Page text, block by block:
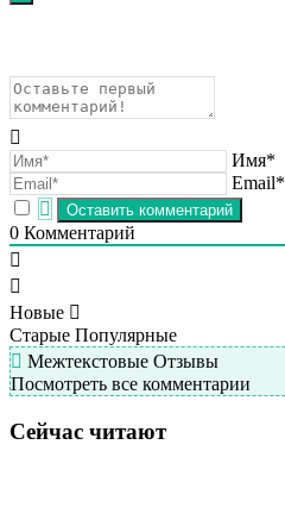
Имя*
Email*
0 Комментарий
Новые
Старые Популярные
Межтекстовые Отзывы
Посмотреть все комментарии
Сейчас читают